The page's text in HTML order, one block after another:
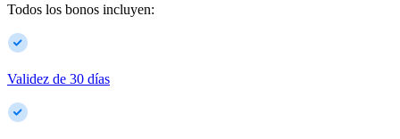
Todos los bonos incluyen:
Validez de 30 días